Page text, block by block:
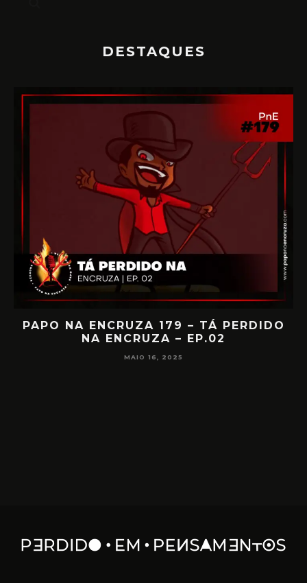
DESTAQUES
PAPO NA ENCRUZA 179 – TÁ PERDIDO
NA ENCRUZA – EP.02
MAIO 16, 2025